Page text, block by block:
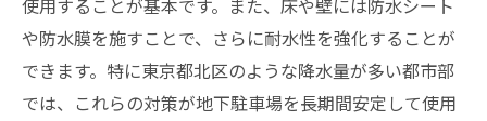
使用することが基本です。また、床や壁には防水シート
や防水膜を施すことで、さらに耐水性を強化することが
できます。特に東京都北区のような降水量が多い都市部
では、これらの対策が地下駐車場を長期間安定して使用